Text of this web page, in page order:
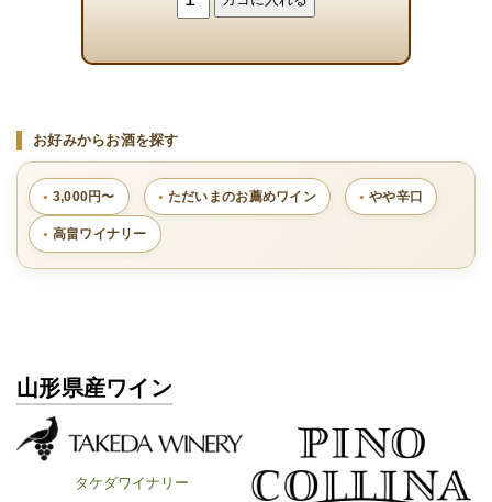
お好みからお酒を探す
3,000円〜 ただいまのお薦めワイン やや辛口
高畠ワイナリー
山形県産ワイン
タケダワイナリー